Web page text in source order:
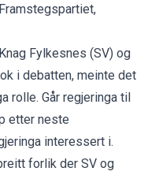
Fylkesnes (SV) og
i debatten, meinte det
rolle. Går regjeringa til
etter neste
interessert i.
forlik der SV og